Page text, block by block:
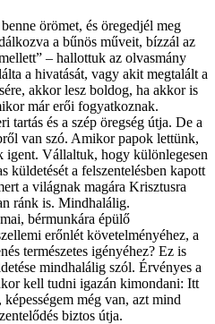
örömet, és öregedjél meg
a bűnös műveit, bízzál az
– hallottuk az olvasmány
a hivatását, vagy akit megtalált a
akkor lesz boldog, ha akkor is
már erői fogyatkoznak.
tartás és a szép öregség útja. De a
van szó. Amikor papok lettünk,
igent. Vállaltuk, hogy különlegesen
küldetését a felszentelésben kapott
a világnak magára Krisztusra
ránk is. Mindhalálig.
bérmunkára épülő
erőnlét követelményéhez, a
természetes igényéhez? Ez is
mindhalálig szól. Érvényes a
kell tudni igazán kimondani: Itt
még van, azt mind
biztos útja.